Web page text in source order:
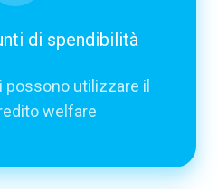
di spendibilità
possono utilizzare il
welfare